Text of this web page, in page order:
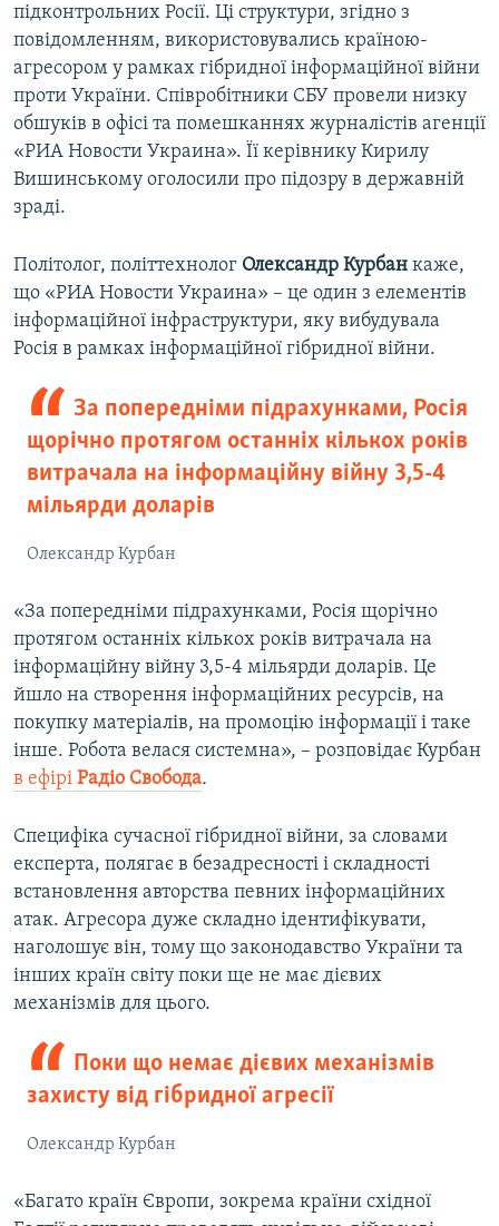
підконтрольних Росії. Ці структури, згідно з
повідомленням, використовувались країною-
агресором у рамках гібридної інформаційної війни
проти України. Співробітники СБУ провели низку
обшуків в офісі та помешканнях журналістів агенції
«РИА Новости Украина». Її керівнику Кирилу
Вишинському оголосили про підозру в державній
зраді.
Політолог, політтехнолог Олександр Курбан каже,
що «РИА Новости Украина» – це один з елементів
інформаційної інфраструктури, яку вибудувала
Росія в рамках інформаційної гібридної війни.
За попередніми підрахунками, Росія
щорічно протягом останніх кількох років
витрачала на інформаційну війну 3,5-4
мільярди доларів
Олександр Курбан
«За попередніми підрахунками, Росія щорічно
протягом останніх кількох років витрачала на
інформаційну війну 3,5-4 мільярди доларів. Це
йшло на створення інформаційних ресурсів, на
покупку матеріалів, на промоцію інформації і таке
інше. Робота велася системна», – розповідає Курбан
в ефірі Радіо Свобода.
Специфіка сучасної гібридної війни, за словами
експерта, полягає в безадресності і складності
встановлення авторства певних інформаційних
атак. Агресора дуже складно ідентифікувати,
наголошує він, тому що законодавство України та
інших країн світу поки ще не має дієвих
механізмів для цього.
Поки що немає дієвих механізмів
захисту від гібридної агресії
Олександр Курбан
«Багато країн Європи, зокрема країни східної